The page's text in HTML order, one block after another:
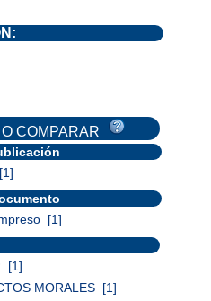
COMPARAR
[1]
[1]
[1]
MORALES [1]